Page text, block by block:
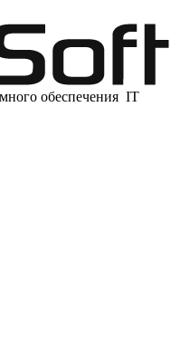
обеспечения IT